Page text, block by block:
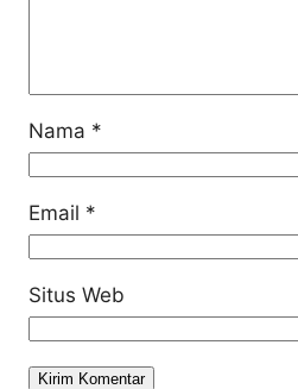
Nama *
Email *
Situs Web